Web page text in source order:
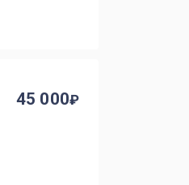
45 000